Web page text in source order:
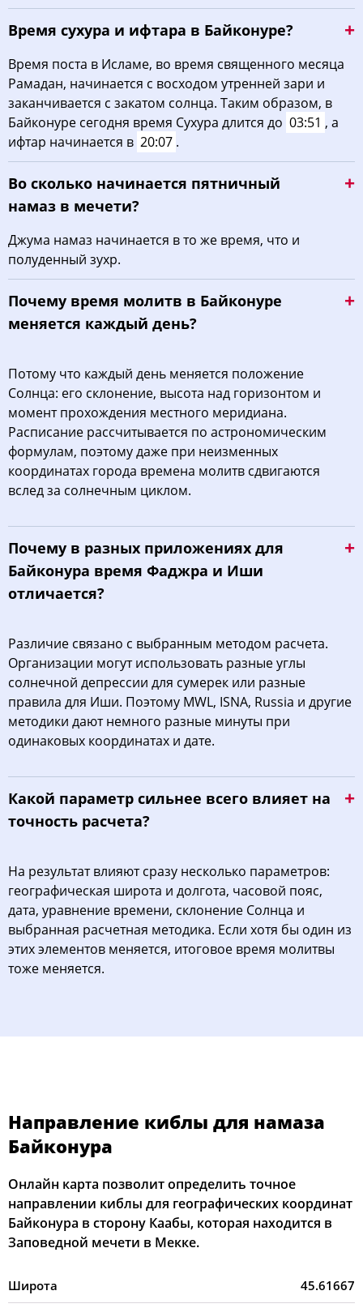
Время сухура и ифтара в Байконуре?
Время поста в Исламе, во время священного месяца
Рамадан, начинается с восходом утренней зари и
заканчивается с закатом солнца. Таким образом, в
Байконуре сегодня время Сухура длится до 03:51 , а
ифтар начинается в 20:07 .
Во сколько начинается пятничный
намаз в мечети?
Джума намаз начинается в то же время, что и
полуденный зухр.
Почему время молитв в Байконуре
меняется каждый день?
Потому что каждый день меняется положение
Солнца: его склонение, высота над горизонтом и
момент прохождения местного меридиана.
Расписание рассчитывается по астрономическим
формулам, поэтому даже при неизменных
координатах города времена молитв сдвигаются
вслед за солнечным циклом.
Почему в разных приложениях для
Байконура время Фаджра и Иши
отличается?
Различие связано с выбранным методом расчета.
Организации могут использовать разные углы
солнечной депрессии для сумерек или разные
правила для Иши. Поэтому MWL, ISNA, Russia и другие
методики дают немного разные минуты при
одинаковых координатах и дате.
Какой параметр сильнее всего влияет на
точность расчета?
На результат влияют сразу несколько параметров:
географическая широта и долгота, часовой пояс,
дата, уравнение времени, склонение Солнца и
выбранная расчетная методика. Если хотя бы один из
этих элементов меняется, итоговое время молитвы
тоже меняется.
Направление киблы для намаза
Байконура
Онлайн карта позволит определить точное
направлении киблы для географических координат
Байконура в сторону Каабы, которая находится в
Заповедной мечети в Мекке.
Широта 45.61667